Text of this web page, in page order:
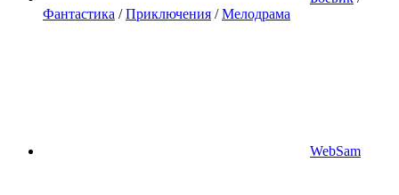
Фантастика /Приключения /Мелодрама
WebSam